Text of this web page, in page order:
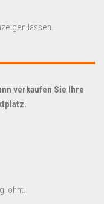
lassen.
verkaufen Sie Ihre
lohnt.